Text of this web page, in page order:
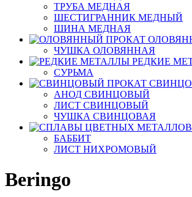
ТРУБА МЕДНАЯ
ШЕСТИГРАННИК МЕДНЫЙ
ШИНА МЕДНАЯ
ЧУШКА ОЛОВЯННАЯ
РЕДКИЕ
СУРЬМА
АНОД СВИНЦОВЫЙ
ЛИСТ СВИНЦОВЫЙ
ЧУШКА СВИНЦОВАЯ
БАББИТ
ЛИСТ НИХРОМОВЫЙ
Beringo